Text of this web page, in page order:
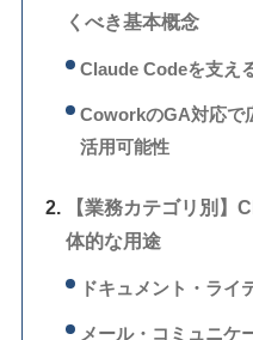
くべき基本概念
Claude Codeを支え
CoworkのGA対応で
活用可能性
【業務カテゴリ別
体的な用途
ドキュメント・ライ
メール・コミュニケ